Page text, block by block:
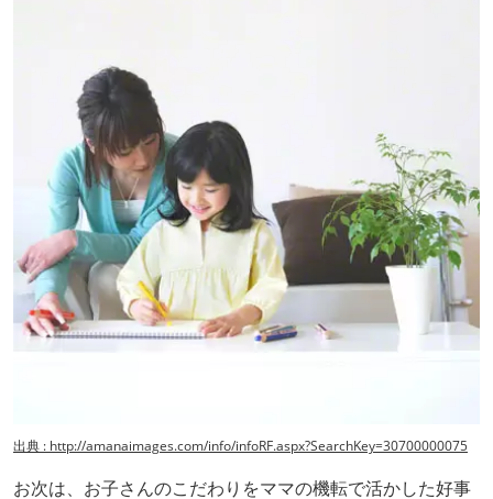
出典 : http://amanaimages.com/info/infoRF.aspx?SearchKey=30700000075
お次は、お子さんのこだわりをママの機転で活かした好事